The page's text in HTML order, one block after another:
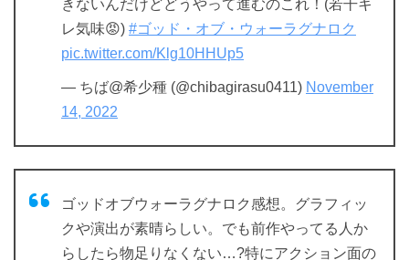
きないんだけどどうやって進むのこれ！(若干キ
レ気味😡) #ゴッド・オブ・ウォーラグナロク
pic.twitter.com/Klg10HHUp5
— ちば@希少種 (@chibagirasu0411) November
14, 2022
ゴッドオブウォーラグナロク感想。グラフィッ
クや演出が素晴らしい。でも前作やってる人か
らしたら物足りなくない…?特にアクション面の